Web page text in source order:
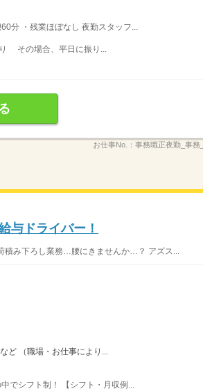
分 ・残業ほぼなし 夜勤スタッフ...
その場合、平日に振り...
お仕事No.： 事務職正夜勤_事務
与ドライバー！
積み下ろし業務…腰にきませんか…？ アズス...
ど （職場・お仕事により...
でシフト制！ 【シフト・月収例...